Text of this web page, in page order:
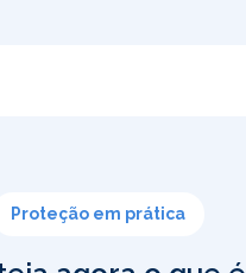
Proteção em prática